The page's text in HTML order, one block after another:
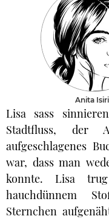
Anita
Lisa sass
Stadtfluss,
aufgeschlagenes
war, dass man
konnte. Lisa
hauchdünnem
Sternchen